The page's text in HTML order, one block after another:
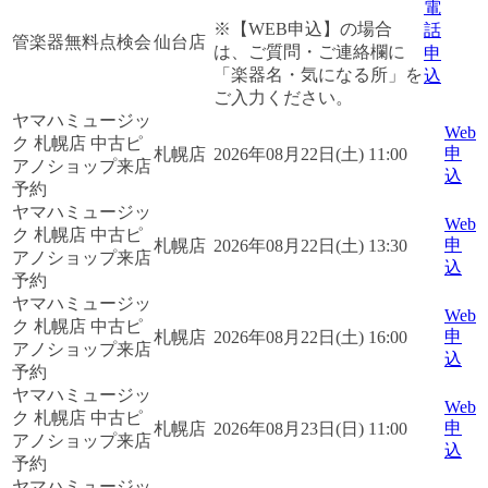
管楽器無料点検会仙台店
※【WEB申込】の場合
は、ご質問・ご連絡欄に
「楽器名・気になる所」を
ご入力ください。
電
話
申
込
ヤマハミュージッ
ク 札幌店 中古ピ
アノショップ来店
予約
札幌店 2026年08月22日(土) 11:00
Web
申
込
ヤマハミュージッ
ク 札幌店 中古ピ
アノショップ来店
予約
札幌店 2026年08月22日(土) 13:30
Web
申
込
ヤマハミュージッ
ク 札幌店 中古ピ
アノショップ来店
予約
札幌店 2026年08月22日(土) 16:00
Web
申
込
ヤマハミュージッ
ク 札幌店 中古ピ
アノショップ来店
予約
札幌店 2026年08月23日(日) 11:00
Web
申
込